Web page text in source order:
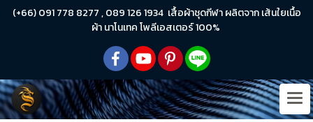
(+66) 091 778 8277 , 089 126 1934 เสื้อผ้าชุดกีฬา ผลิตจาก เส้นใยเนื้อ
ผ้า นาโนเทค โพลีเอสเตอร์ 100%